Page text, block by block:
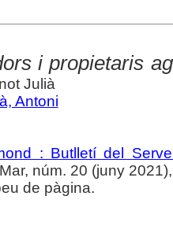
i propietaris
Julià
Antoni
: Butlletí del
núm. 20 (juny
de pàgina.